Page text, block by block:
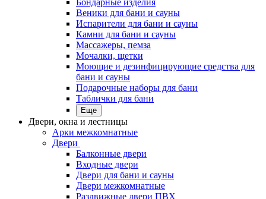
Веники для бани и сауны
Испарители для бани и сауны
Камни для бани и сауны
Массажеры, пемза
Мочалки, щетки
Моющие и дезинфицирующие средства для
бани и сауны
Подарочные наборы для бани
Таблички для бани
Еще
Двери, окна и лестницы
Арки межкомнатные
Двери
Балконные двери
Входные двери
Двери для бани и сауны
Двери межкомнатные
Раздвижные двери ПВХ